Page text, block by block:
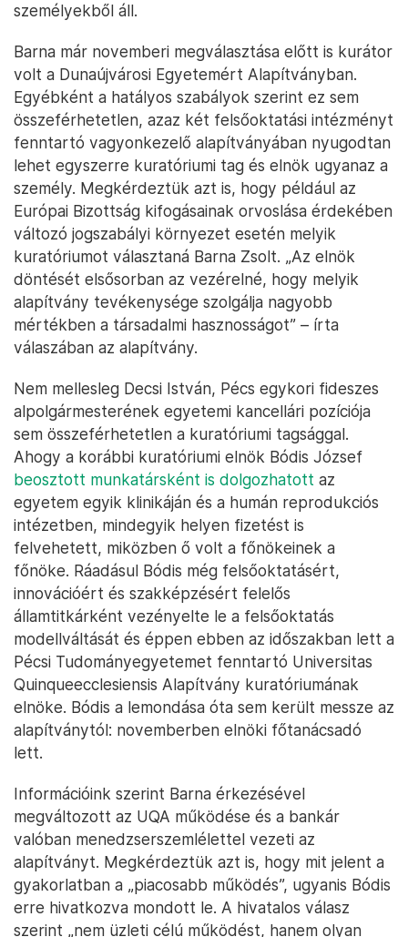
személyekből áll.
Barna már novemberi megválasztása előtt is kurátor
volt a Dunaújvárosi Egyetemért Alapítványban.
Egyébként a hatályos szabályok szerint ez sem
összeférhetetlen, azaz két felsőoktatási intézményt
fenntartó vagyonkezelő alapítványában nyugodtan
lehet egyszerre kuratóriumi tag és elnök ugyanaz a
személy. Megkérdeztük azt is, hogy például az
Európai Bizottság kifogásainak orvoslása érdekében
változó jogszabályi környezet esetén melyik
kuratóriumot választaná Barna Zsolt. „Az elnök
döntését elsősorban az vezérelné, hogy melyik
alapítvány tevékenysége szolgálja nagyobb
mértékben a társadalmi hasznosságot” – írta
válaszában az alapítvány.
Nem mellesleg Decsi István, Pécs egykori fideszes
alpolgármesterének egyetemi kancellári pozíciója
sem összeférhetetlen a kuratóriumi tagsággal.
Ahogy a korábbi kuratóriumi elnök Bódis József
beosztott munkatársként is dolgozhatott az
egyetem egyik klinikáján és a humán reprodukciós
intézetben, mindegyik helyen fizetést is
felvehetett, miközben ő volt a főnökeinek a
főnöke. Ráadásul Bódis még felsőoktatásért,
innovációért és szakképzésért felelős
államtitkárként vezényelte le a felsőoktatás
modellváltását és éppen ebben az időszakban lett a
Pécsi Tudományegyetemet fenntartó Universitas
Quinqueecclesiensis Alapítvány kuratóriumának
elnöke. Bódis a lemondása óta sem került messze az
alapítványtól: novemberben elnöki főtanácsadó
lett.
Információink szerint Barna érkezésével
megváltozott az UQA működése és a bankár
valóban menedzserszemlélettel vezeti az
alapítványt. Megkérdeztük azt is, hogy mit jelent a
gyakorlatban a „piacosabb működés”, ugyanis Bódis
erre hivatkozva mondott le. A hivatalos válasz
szerint „nem üzleti célú működést, hanem olyan